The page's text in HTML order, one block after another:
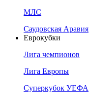
МЛС
Саудовская Аравия
Еврокубки
Лига чемпионов
Лига Европы
Суперкубок УЕФА